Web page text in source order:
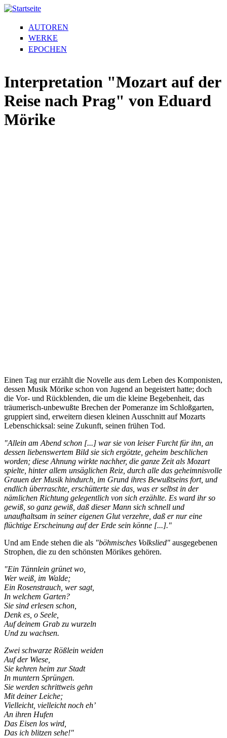
AUTOREN
WERKE
EPOCHEN
Interpretation "Mozart auf der
Reise nach Prag" von Eduard
Mörike
Einen Tag nur erzählt die Novelle aus dem Leben des Komponisten,
dessen Musik Mörike schon von Jugend an begeistert hatte; doch
die Vor- und Rückblenden, die um die kleine Begebenheit, das
träumerisch-unbewußte Brechen der Pomeranze im Schloßgarten,
gruppiert sind, erweitern diesen kleinen Ausschnitt auf Mozarts
Lebenschicksal: seine Zukunft, seinen frühen Tod.
"Allein am Abend schon [...] war sie von leiser Furcht für ihn, an
dessen liebenswertem Bild sie sich ergötzte, geheim beschlichen
worden; diese Ahnung wirkte nachher, die ganze Zeit als Mozart
spielte, hinter allem unsäglichen Reiz, durch alle das geheimnisvolle
Grauen der Musik hindurch, im Grund ihres Bewußtseins fort, und
endlich überraschte, erschütterte sie das, was er selbst in der
nämlichen Richtung gelegentlich von sich erzählte. Es ward ihr so
gewiß, so ganz gewiß, daß dieser Mann sich schnell und
unaufhaltsam in seiner eigenen Glut verzehre, daß er nur eine
flüchtige Erscheinung auf der Erde sein könne [...]."
Und am Ende stehen die als "böhmisches Volkslied" ausgegebenen
Strophen, die zu den schönsten Mörikes gehören.
"Ein Tännlein grünet wo,
Wer weiß, im Walde;
Ein Rosenstrauch, wer sagt,
In welchem Garten?
Sie sind erlesen schon,
Denk es, o Seele,
Auf deinem Grab zu wurzeln
Und zu wachsen.
Zwei schwarze Rößlein weiden
Auf der Wiese,
Sie kehren heim zur Stadt
In muntern Sprüngen.
Sie werden schrittweis gehn
Mit deiner Leiche;
Vielleicht, vielleicht noch eh’
An ihren Hufen
Das Eisen los wird,
Das ich blitzen sehe!"